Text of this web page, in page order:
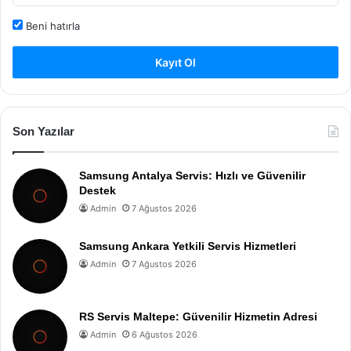
Beni hatırla
Kayıt Ol
Son Yazılar
Samsung Antalya Servis: Hızlı ve Güvenilir
Destek
Admin 7 Ağustos 2026
Samsung Ankara Yetkili Servis Hizmetleri
Admin 7 Ağustos 2026
RS Servis Maltepe: Güvenilir Hizmetin Adresi
Admin 6 Ağustos 2026